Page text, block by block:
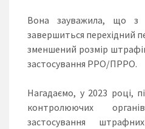
Вона зауважила, що з
завершиться перехідний
зменшений розмір
застосування РРО/ПРРО.
Нагадаємо, у 2023 році,
контролюючих
застосування